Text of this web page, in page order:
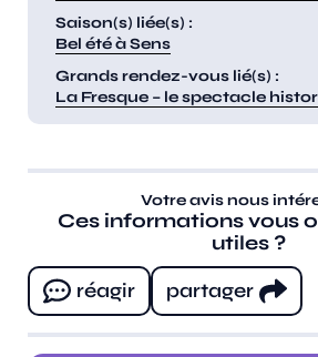
Saison(s) liée(s) :
Bel été à Sens
Grands rendez-vous lié(s) :
La Fresque – le spectacle
Votre avis nous
Ces informations vous
utiles ?
réagir
partager